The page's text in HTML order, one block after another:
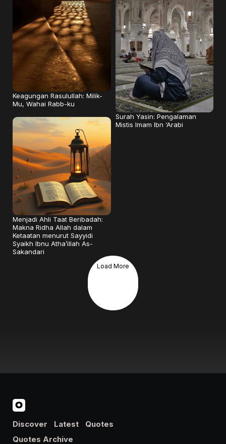
Keagungan Rasulullah: Milik-
Mu, Wahai Rabb-ku
Menjadi Ahli Taat Beribadah:
Makna Ridha Allah dalam
Ketaatan menurut Sayyidi
Syaikh Ibnu Atha’illah As-
Sakandari
Surah Yasin: Pengalaman
Mistis Imam Ibn ‘Arabi
Load More
Discover Latest
Quotes
Quotes Archive